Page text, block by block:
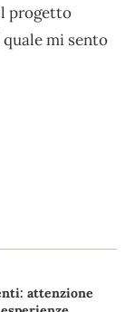
progetto
mi sento
attenzione